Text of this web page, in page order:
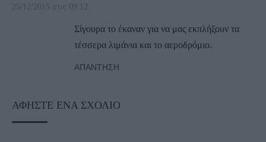
25/12/2015 στις 09:12
Σίγουρα το έκαναν για να μας εκπλήξουν τα
τέσσερα λιμάνια και το αεροδρόμιο.
ΑΠΆΝΤΗΣΗ
ΑΦΉΣΤΕ ΈΝΑ ΣΧΌΛΙΟ